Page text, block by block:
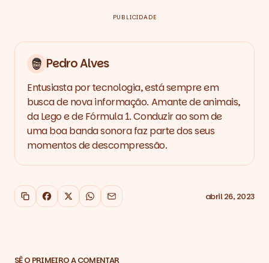
PUBLICIDADE
Pedro Alves
Entusiasta por tecnologia, está sempre em
busca de nova informação. Amante de animais,
da Lego e de Fórmula 1. Conduzir ao som de
uma boa banda sonora faz parte dos seus
momentos de descompressão.
Copiar link
Facebook
X WhatsApp
Email abril 26, 2023
SÊ O PRIMEIRO A COMENTAR